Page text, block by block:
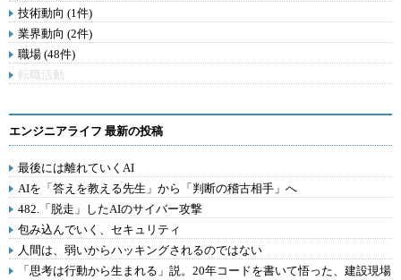
技術動向 (1件)
業界動向 (2件)
職場 (48件)
転職活動
エンジニアライフ 最新の投稿
最後には離れていくAI
AIを「答えを教える先生」から「判断の稽古相手」へ
482.「脱走」したAIのサイバー攻撃
包み込んでいく、セキュリティ
人間は、弱いからハッキングされるのではない
「思考は行動から生まれる」説。20年コードを書いて悟った、建設現場